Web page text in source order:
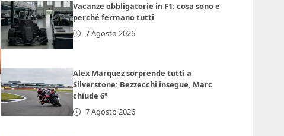
Vacanze obbligatorie in F1: cosa sono e
perché fermano tutti
7 Agosto 2026
Alex Marquez sorprende tutti a
Silverstone: Bezzecchi insegue, Marc
chiude 6°
7 Agosto 2026